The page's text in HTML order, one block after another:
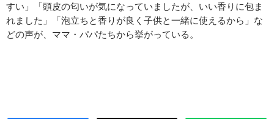
すい」「頭皮の匂いが気になっていましたが、いい香りに包ま
れました」「泡立ちと香りが良く子供と一緒に使えるから」な
どの声が、ママ・パパたちから挙がっている。